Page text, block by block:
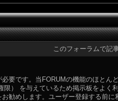
このフォーラムで記
要です。当FORUMの機能のほとん
限） を与えているため掲示板をよく
勧めします。ユーザー登録する前に